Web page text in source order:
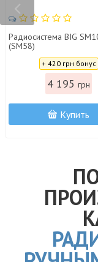
Радиосистема BIG
(SM58)
+ 420 грн бонус
4 195 грн
Купить